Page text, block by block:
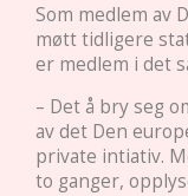
Som medlem av
møtt tidligere
er medlem i det
– Det å bry seg
av det Den
private intiativ.
to ganger,